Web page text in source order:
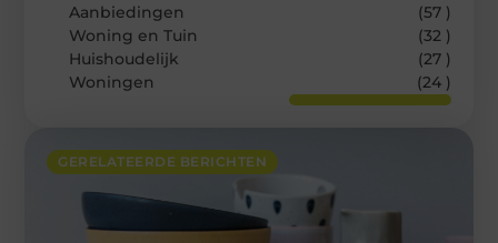
GERELATEERDE BERICHTEN
Aanbiedingen
(57 )
Woning en Tuin
(32 )
Huishoudelijk
(27 )
Woningen
(24 )